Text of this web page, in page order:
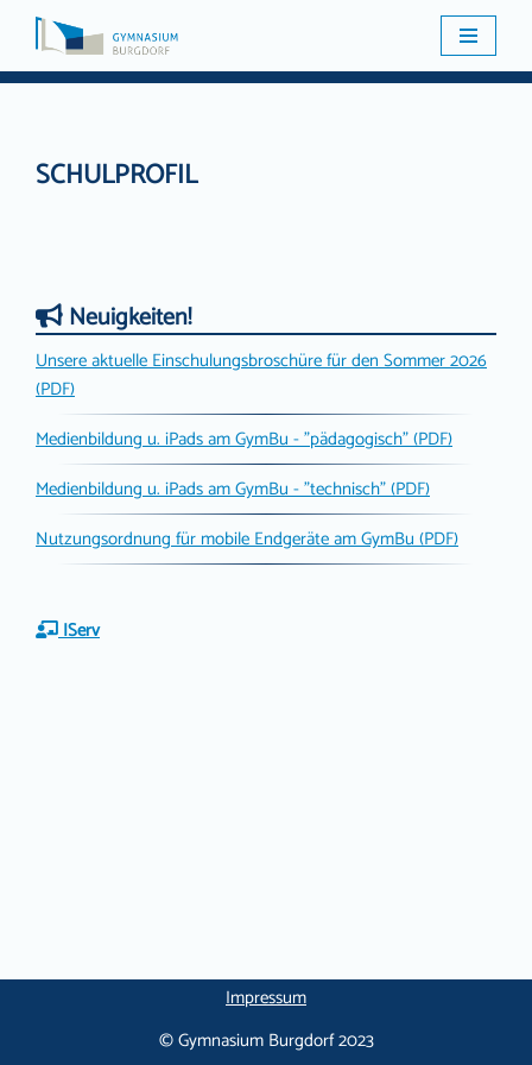
Zum
Inhalt
SCHULPROFIL
Neuigkeiten!
Unsere aktuelle Einschulungsbroschüre für den Sommer 2026
(PDF)
Medienbildung u. iPads am GymBu - "pädagogisch" (PDF)
Medienbildung u. iPads am GymBu - "technisch" (PDF)
Nutzungsordnung für mobile Endgeräte am GymBu (PDF)
IServ
Impressum
© Gymnasium Burgdorf 2023